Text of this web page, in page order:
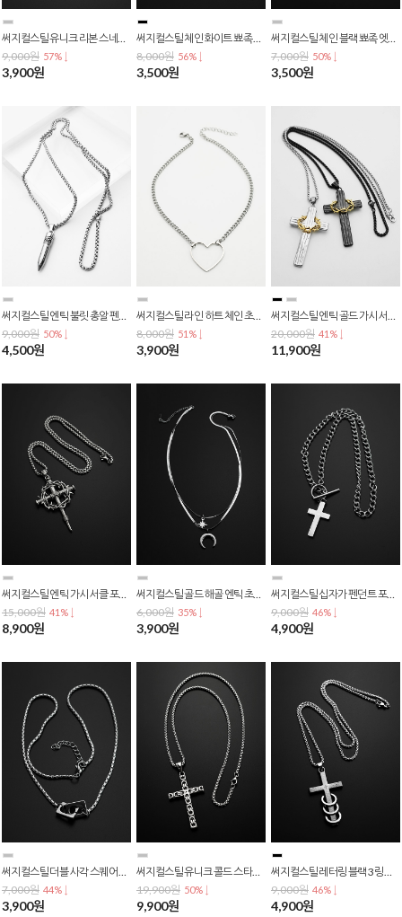
9,000원 57% ↓
3,900원
8,000원 56% ↓
3,500원
7,000원 50% ↓
3,500원
써지컬스틸 엔틱 불릿 총알 펜던트 체인 목걸이 N-0411
9,000원 50% ↓
4,500원
써지컬스틸 라인 하트 체인 초커 쇄골 목걸이 N-0409
8,000원 51% ↓
3,900원
써지컬스틸 엔틱 골드 가시 서클 포인트 실버 블랙 십자가 펜던트 패션 체인 목걸이 N-0394
20,000원 41% ↓
11,900원
써지컬스틸 엔틱 가시 서클 포인트 십자가 펜던트 패션 체인 목걸이 N-0390
15,000원 41% ↓
8,900원
써지컬스틸 골드 해골 엔틱 초승달 펜던트 체인 목걸이 N-0389
6,000원 35% ↓
3,900원
써지컬스틸 십자가 펜던트 포인트 OT버틀 패션 목걸이 N-0386
9,000원 46% ↓
4,900원
써지컬스틸 더블 사각 스퀘어 링크 체인 패션 목걸이 N-0385
7,000원 44% ↓
3,900원
써지컬스틸 유니크 콜드 스타일 십자가 펜던트 패션 롱 목걸이 N-0367
19,900원 50% ↓
9,900원
써지컬스틸 레터링 블랙 3링 십자가 펜던트 패션 롱 목걸이 N-0364
9,000원 46% ↓
4,900원